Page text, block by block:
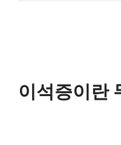
이석증이란